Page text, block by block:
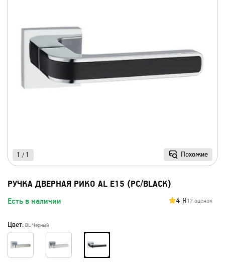
Похожие
1 / 1
РУЧКА ДВЕРНАЯ РИКО AL E15 (PC/BLACK)
Есть в наличии 4.817 оценок
Цвет: BL Черный